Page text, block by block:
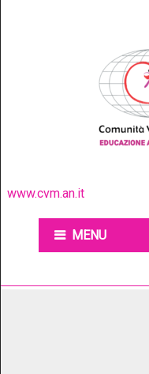
www.cvm.an.it
MENU